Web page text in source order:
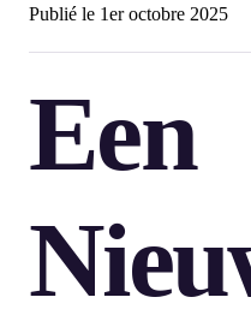
Publié le 1er octobre 2025
Een